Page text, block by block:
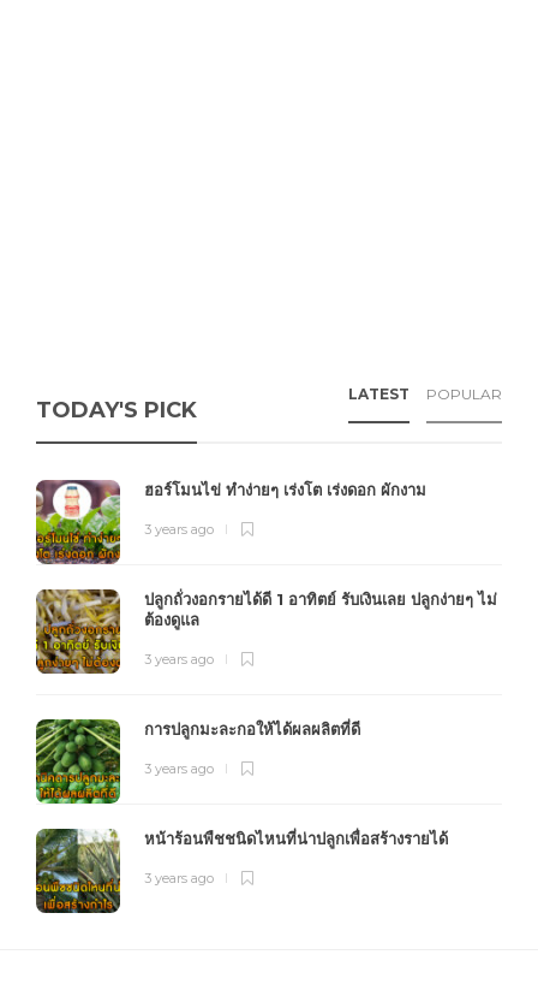
TODAY'S PICK
LATEST POPULAR
ฮอร์โมนไข่ ทำง่ายๆ เร่งโต เร่งดอก ผักงาม
3 years ago
ปลูกถั่วงอกรายได้ดี 1 อาทิตย์ รับเงินเลย ปลูกง่ายๆ ไม่
ต้องดูแล
3 years ago
การปลูกมะละกอให้ได้ผลผลิตที่ดี
3 years ago
หน้าร้อนพืชชนิดไหนที่น่าปลูกเพื่อสร้างรายได้
3 years ago